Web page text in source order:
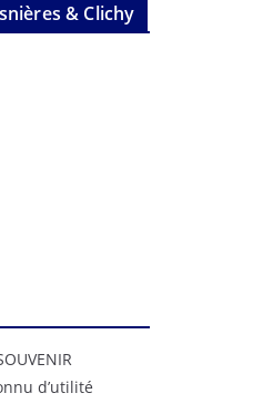
& Clichy
d’utilité